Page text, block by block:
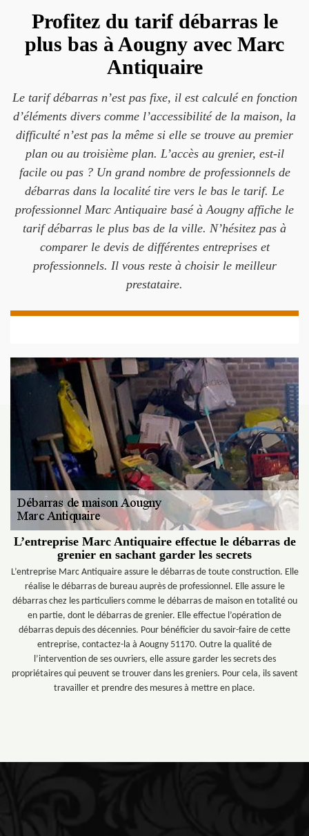
Profitez du tarif débarras le
plus bas à Aougny avec Marc
Antiquaire
Le tarif débarras n’est pas fixe, il est calculé en fonction
d’éléments divers comme l’accessibilité de la maison, la
difficulté n’est pas la même si elle se trouve au premier
plan ou au troisième plan. L’accès au grenier, est-il
facile ou pas ? Un grand nombre de professionnels de
débarras dans la localité tire vers le bas le tarif. Le
professionnel Marc Antiquaire basé à Aougny affiche le
tarif débarras le plus bas de la ville. N’hésitez pas à
comparer le devis de différentes entreprises et
professionnels. Il vous reste à choisir le meilleur
prestataire.
L’entreprise Marc Antiquaire effectue le débarras de
grenier en sachant garder les secrets
L’entreprise Marc Antiquaire assure le débarras de toute construction. Elle
réalise le débarras de bureau auprès de professionnel. Elle assure le
débarras chez les particuliers comme le débarras de maison en totalité ou
en partie, dont le débarras de grenier. Elle effectue l’opération de
débarras depuis des décennies. Pour bénéficier du savoir-faire de cette
entreprise, contactez-la à Aougny 51170. Outre la qualité de
l’intervention de ses ouvriers, elle assure garder les secrets des
propriétaires qui peuvent se trouver dans les greniers. Pour cela, ils savent
travailler et prendre des mesures à mettre en place.